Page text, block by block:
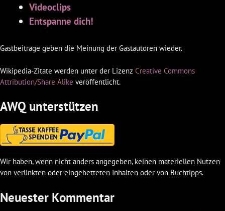
Videoclips
Entspanne dich!
Gastbeiträge geben die Meinung der Gastautoren wieder.
Wikipedia-Zitate werden unter der Lizenz Creative Commons
Attribution/Share Alike veröffentlicht.
AWQ unterstützen
Wir haben, wenn nicht anders angegeben, keinen materiellen Nutzen
von verlinkten oder eingebetteten Inhalten oder von Buchtipps.
Neuester Kommentar